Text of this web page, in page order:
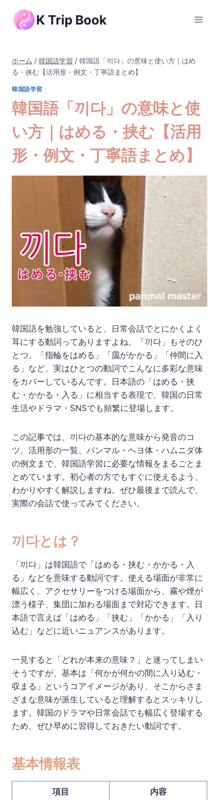
K Trip Book
ホーム / 韓国語学習 / 韓国語「끼다」の意味と使い方｜はめ
る・挟む【活用形・例文・丁寧語まとめ】
韓国語学習
韓国語「끼다」の意味と使
い方｜はめる・挟む【活用
形・例文・丁寧語まとめ】
韓国語を勉強していると、日常会話でとにかくよく
耳にする動詞ってありますよね。「끼다」もそのひ
とつ。「指輪をはめる」「靄がかかる」「仲間に入
る」など、実はひとつの動詞でこんなに多彩な意味
をカバーしているんです。日本語の「はめる・挟
む・かかる・入る」に相当する表現で、韓国の日常
生活やドラマ・SNSでも頻繁に登場します。
この記事では、끼다の基本的な意味から発音のコ
ツ、活用形の一覧、パンマル・ヘヨ体・ハムニダ体
の例文まで、韓国語学習に必要な情報をまるごとま
とめています。初心者の方でもすぐに使えるよう、
わかりやすく解説しますね。ぜひ最後まで読んで、
実際の会話で使ってみてください。
끼다とは？
「끼다」は韓国語で「はめる・挟む・かかる・入
る」などを意味する動詞です。使える場面が非常に
幅広く、アクセサリーをつける場面から、霧や煙が
漂う様子、集団に加わる場面まで対応できます。日
本語で言えば「はめる」「挟む」「かかる」「入り
込む」などに近いニュアンスがあります。
一見すると「どれが本来の意味？」と迷ってしまい
そうですが、基本は「何かが何かの間に入り込む・
収まる」というコアイメージがあり、そこからさま
ざまな意味が派生していると理解するとスッキリし
ます。韓国のドラマや日常会話でも幅広く登場する
ため、ぜひ早めに習得しておきたい動詞です。
基本情報表
項目 内容